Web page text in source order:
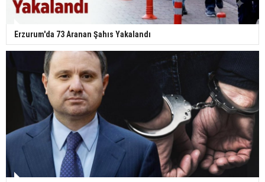
Erzurum'da 73 Aranan Şahıs Yakalandı